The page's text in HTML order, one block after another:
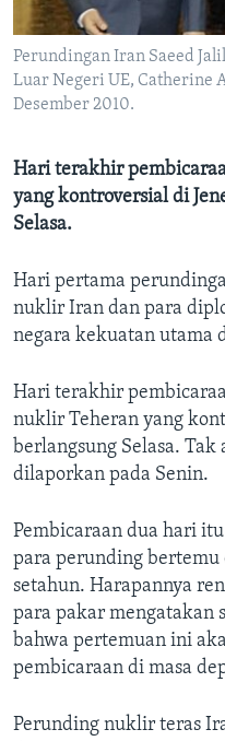
Perundingan Iran Saeed
Luar Negeri UE, Catherine
Desember 2010.
Hari terakhir
yang kontroversial di
Selasa.
Hari pertama
nuklir Iran dan para
negara kekuatan utama
Hari terakhir
nuklir Teheran yang
berlangsung Selasa.
dilaporkan pada Senin.
Pembicaraan dua hari
para perunding
setahun. Harapannya
para pakar mengatakan
bahwa pertemuan ini
pembicaraan di masa
Perunding nuklir teras